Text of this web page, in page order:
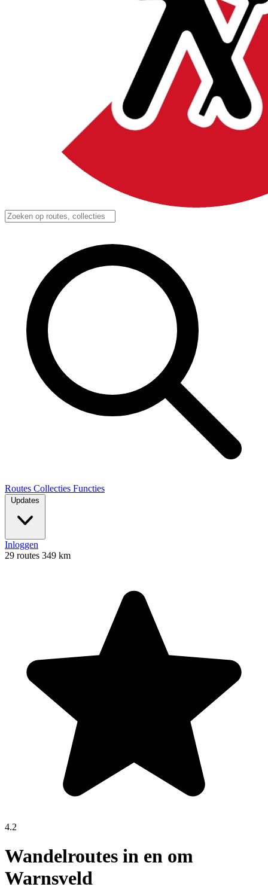
Routes Collecties Functies
Updates
Inloggen
29 routes 349 km
4.2
Wandelroutes in en om
Warnsveld